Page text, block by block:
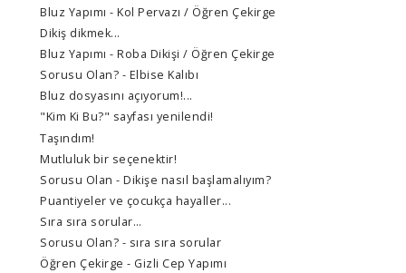
Bluz Yapımı - Kol Pervazı / Öğren Çekirge
Dikiş dikmek...
Bluz Yapımı - Roba Dikişi / Öğren Çekirge
Sorusu Olan? - Elbise Kalıbı
Bluz dosyasını açıyorum!...
"Kim Ki Bu?" sayfası yenilendi!
Taşındım!
Mutluluk bir seçenektir!
Sorusu Olan - Dikişe nasıl başlamalıyım?
Puantiyeler ve çocukça hayaller...
Sıra sıra sorular…
Sorusu Olan? - sıra sıra sorular
Öğren Çekirge - Gizli Cep Yapımı